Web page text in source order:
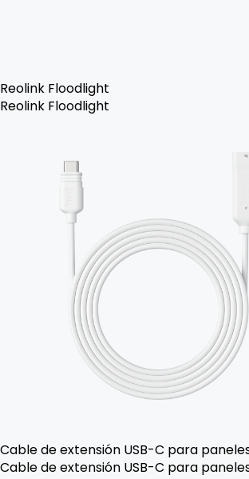
Reolink Floodlight
Reolink Floodlight
Cable de extensión USB-C para
Cable de extensión USB-C para